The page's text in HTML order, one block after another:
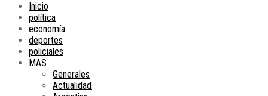
Inicio
política
economía
deportes
policiales
MAS
Generales
Actualidad